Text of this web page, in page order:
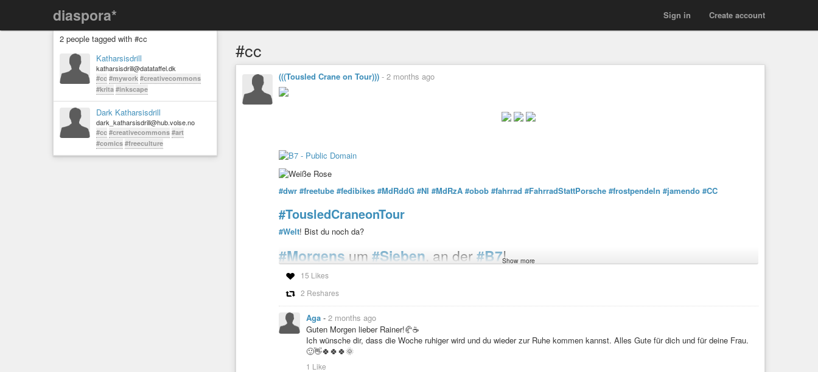
diaspora* Create account
Sign in
2 people tagged with #cc
Katharsisdrill
katharsisdrill@datataffel.dk
#cc #mywork #creativecommons
#krita #inkscape
Dark Katharsisdrill
dark_katharsisdrill@hub.volse.no
#cc #creativecommons #art
#comics #freeculture
#cc
(((Tousled Crane on Tour))) - 2 months ago
#dwr #freetube #fedibikes #MdRddG #NI #MdRzA #obob #fahrrad #FahrradStattPorsche #frostpendeln #jamendo #CC
#TousledCraneonTour
#Welt! Bist du noch da?
#Morgens um #Sieben, an der#B7!
Geplant war das
Und hier noch etwas auf die
https://youtu.be/T-y_0Hmgdec
Bleibt senkrecht und gesund!
Show more
15 Likes
2 Reshares
Aga - 2 months ago
Guten Morgen lieber Rainer!🥐☕️
Ich wünsche dir, dass die Woche ruhiger wird und du wieder zur Ruhe kommen kannst. Alles Gute für dich und für deine Frau.
🙂👋🍀🍀🍀🌞
1 Like